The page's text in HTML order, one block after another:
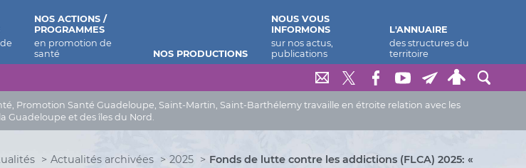
Promotion Santé Guadeloupe, Saint-Martin, Saint-Barthélemy travaille en étroite relation avec les
Guadeloupe et des îles du Nord.
NOS ACTIONS /
PROGRAMMES
NOS PRODUCTIONS
NOUS VOUS
INFORMONS
L'ANNUAIRE
Actualités archivées 2025
Fonds de lutte contre les addictions (FLCA) 2025: «